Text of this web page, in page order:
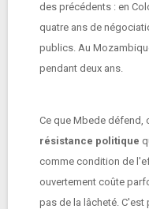
des précédents : en
quatre ans de
publics. Au
pendant deux ans.
Ce que Mbede défend,
résistance politique
comme condition de
ouvertement coûte
pas de la lâcheté.